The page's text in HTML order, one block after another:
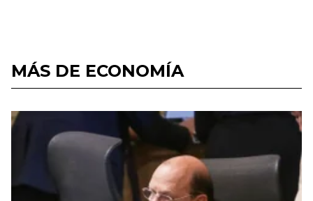
MÁS DE ECONOMÍA